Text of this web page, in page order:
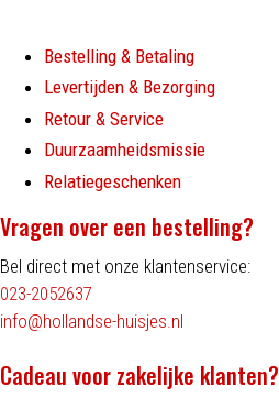
Bestelling & Betaling
Levertijden & Bezorging
Retour & Service
Duurzaamheidsmissie
Relatiegeschenken
Vragen over een bestelling?
Bel direct met onze klantenservice:
023-2052637
info@hollandse-huisjes.nl
Cadeau voor zakelijke klanten?